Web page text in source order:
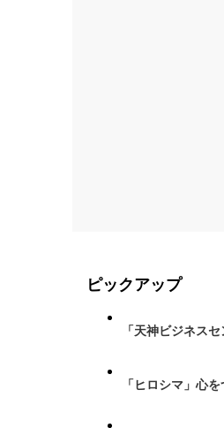
ピックアップ
「天神ビジネス
「ヒロシマ」心